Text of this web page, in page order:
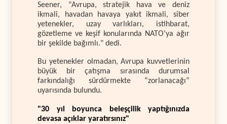
Seener, "Avrupa, stratejik hava ve deniz
ikmali, havadan havaya yakıt ikmali, siber
yetenekler, uzay varlıkları, istihbarat,
gözetleme ve keşif konularında NATO'ya ağır
bir şekilde bağımlı." dedi.
Bu yetenekler olmadan, Avrupa kuvvetlerinin
büyük bir çatışma sırasında durumsal
farkındalığı sürdürmekte “zorlanacağı”
uyarısında bulundu.
"30 yıl boyunca beleşçilik yaptığınızda
devasa açıklar yaratırsınız"